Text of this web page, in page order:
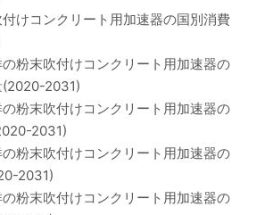
付けコンクリート用加速器の国別消費
の粉末吹付けコンクリート用加速器の
(2020-2031)
の粉末吹付けコンクリート用加速器の
2031)
の粉末吹付けコンクリート用加速器の
2031)
の粉末吹付けコンクリート用加速器の